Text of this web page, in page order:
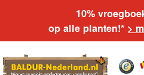
10%
op alle planten!* >